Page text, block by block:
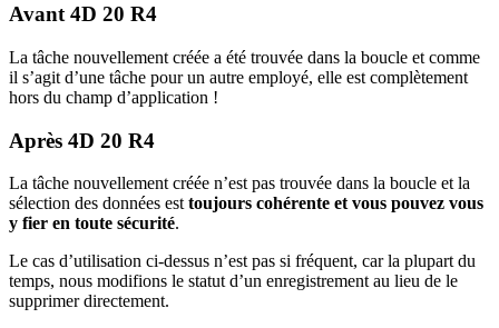
Avant 4D 20 R4
La tâche nouvellement créée a été trouvée dans la boucle et comme
il s’agit d’une tâche pour un autre employé, elle est complètement
hors du champ d’application !
Après 4D 20 R4
La tâche nouvellement créée n’est pas trouvée dans la boucle et la
sélection des données est toujours cohérente et vous pouvez vous
y fier en toute sécurité.
Le cas d’utilisation ci-dessus n’est pas si fréquent, car la plupart du
temps, nous modifions le statut d’un enregistrement au lieu de le
supprimer directement.